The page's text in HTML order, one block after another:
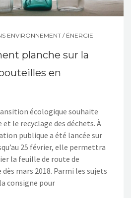
ENVIRONNEMENT / ÉNERGIE
planche sur la
en
écologique souhaite
le recyclage des déchets. À
publique a été lancée sur
25 février, elle permettra
la feuille de route de
mars 2018. Parmi les sujets
consigne pour